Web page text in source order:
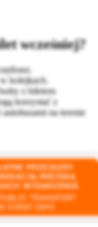
wcześniej?
kolejkach.
z biletem
korzystać z
na terenie